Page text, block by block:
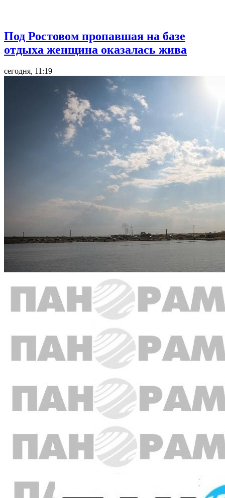
Под Ростовом пропавшая на базе
отдыха женщина оказалась жива
сегодня, 11:19